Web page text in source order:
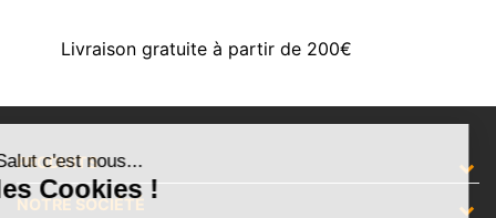
Livraison gratuite à partir de 200€
PRODUITS
NOTRE SOCIÉTÉ
Salut c'est nous...
les Cookies !